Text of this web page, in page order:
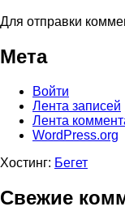
Для отправки
Мета
Войти
Лента записей
Лента
WordPress.org
Хостинг: Бегет
Свежие